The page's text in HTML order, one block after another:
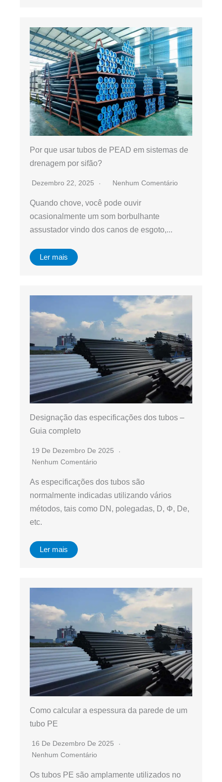
Por que usar tubos de PEAD em sistemas de
drenagem por sifão?
Dezembro 22, 2025 Nenhum Comentário
Quando chove, você pode ouvir
ocasionalmente um som borbulhante
assustador vindo dos canos de esgoto,...
Ler mais
Designação das especificações dos tubos –
Guia completo
19 De Dezembro De 2025
Nenhum Comentário
As especificações dos tubos são
normalmente indicadas utilizando vários
métodos, tais como DN, polegadas, D, Φ, De,
etc.
Ler mais
Como calcular a espessura da parede de um
tubo PE
16 De Dezembro De 2025
Nenhum Comentário
Os tubos PE são amplamente utilizados no